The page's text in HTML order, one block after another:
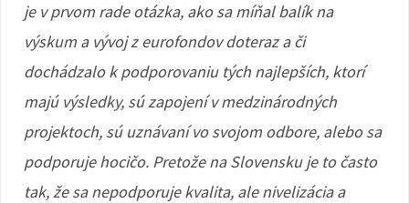
je v prvom rade otázka, ako sa míňal balík na
výskum a vývoj z eurofondov doteraz a či
dochádzalo k podporovaniu tých najlepších, ktorí
majú výsledky, sú zapojení v medzinárodných
projektoch, sú uznávaní vo svojom odbore, alebo sa
podporuje hocičo. Pretože na Slovensku je to často
tak, že sa nepodporuje kvalita, ale nivelizácia a